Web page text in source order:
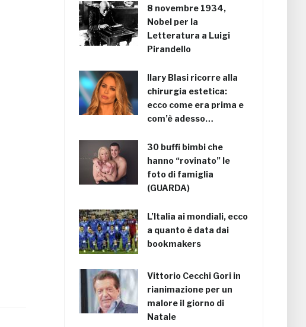
8 novembre 1934,
Nobel per la
Letteratura a Luigi
Pirandello
Ilary Blasi ricorre alla
chirurgia estetica:
ecco come era prima e
com’è adesso…
30 buffi bimbi che
hanno “rovinato” le
foto di famiglia
(GUARDA)
L’Italia ai mondiali, ecco
a quanto è data dai
bookmakers
Vittorio Cecchi Gori in
rianimazione per un
malore il giorno di
Natale